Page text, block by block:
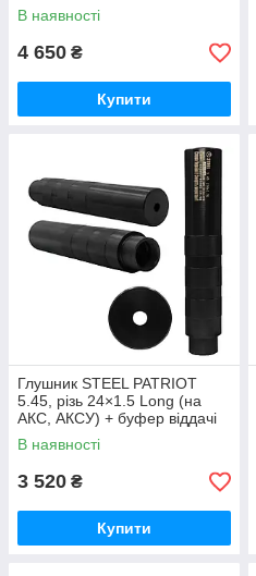
В наявності
4 650 ₴
Купити
Глушник STEEL PATRIOT
5.45, різь 24×1.5 Long (на
АКС, АКСУ) + буфер віддачі
В наявності
3 520 ₴
Купити